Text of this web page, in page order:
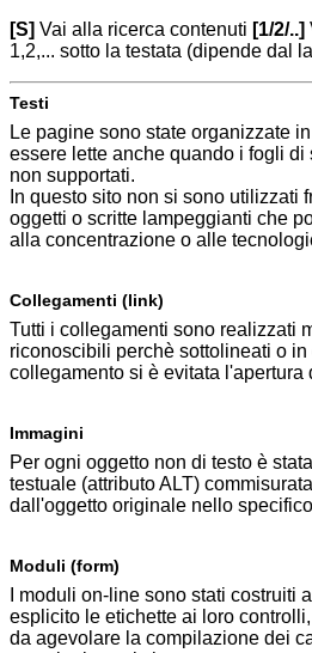
[S] Vai alla ricerca contenuti [1/2/..]
1,2,... sotto la testata (dipende dal
Testi
Le pagine sono state organizzate
essere lette anche quando i fogli
non supportati.
In questo sito non si sono utilizzati
oggetti o scritte lampeggianti che
alla concentrazione o alle
Collegamenti (link)
Tutti i collegamenti sono realizzati
riconoscibili perchè sottolineati o
collegamento si è evitata l'apertura
Immagini
Per ogni oggetto non di testo è
testuale (attributo ALT)
dall'oggetto originale nello
Moduli (form)
I moduli on-line sono stati costruiti
esplicito le etichette ai loro
da agevolare la compilazione dei